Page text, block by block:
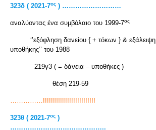
323δ ( 2021-7ος ) ………………………
αναλύοντας ένα συμβόλαιο του 1999-7ος
‘’εξόφληση δανείου { + τόκων } & εξάλειψη
υποθήκης’’ του 1988
219γ3 ( = δάνεια – υποθήκες )
θέση 219-59
……………!!!!!!!!!!!!!!!!!!!!!!!!!!
323θ ( 2021-7ος )
……………………………………..